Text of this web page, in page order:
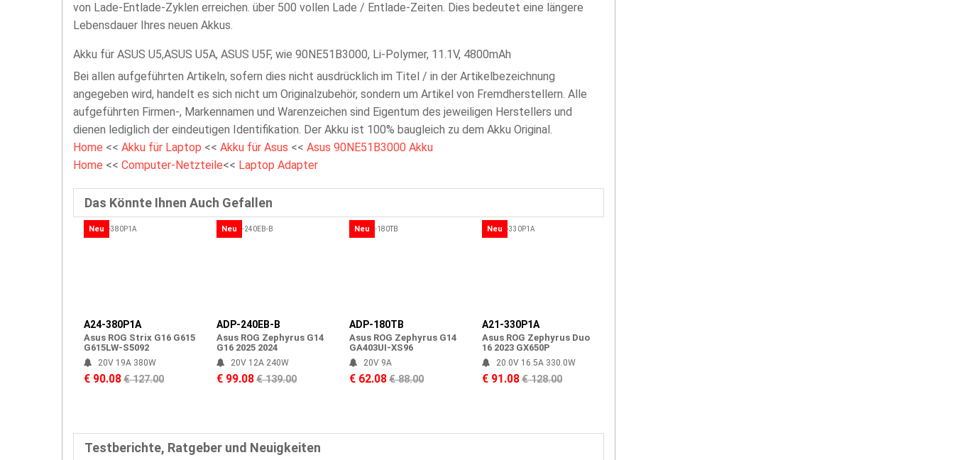
von Lade-Entlade-Zyklen erreichen. über 500 vollen Lade / Entlade-Zeiten. Dies bedeutet eine längere
Lebensdauer Ihres neuen Akkus.
Akku für ASUS U5,ASUS U5A, ASUS U5F, wie 90NE51B3000, Li-Polymer, 11.1V, 4800mAh
Bei allen aufgeführten Artikeln, sofern dies nicht ausdrücklich im Titel / in der Artikelbezeichnung
angegeben wird, handelt es sich nicht um Originalzubehör, sondern um Artikel von Fremdherstellern. Alle
aufgeführten Firmen-, Markennamen und Warenzeichen sind Eigentum des jeweiligen Herstellers und
dienen lediglich der eindeutigen Identifikation. Der Akku ist 100% baugleich zu dem Akku Original.
Home << Akku für Laptop << Akku für Asus << Asus 90NE51B3000 Akku
Home << Computer-Netzteile<< Laptop Adapter
Das Könnte Ihnen Auch Gefallen
Neu
A24-380P1A
Asus ROG Strix G16 G615
G615LW-S5092
20V 19A 380W
€ 90.08€ 127.00
Neu
ADP-240EB-B
Asus ROG Zephyrus G14
G16 2025 2024
20V 12A 240W
€ 99.08€ 139.00
Neu
ADP-180TB
Asus ROG Zephyrus G14
GA403UI-XS96
20V 9A
€ 62.08€ 88.00
Neu
A21-330P1A
Asus ROG Zephyrus Duo
16 2023 GX650P
20.0V 16.5A 330.0W
€ 91.08€ 128.00
Testberichte, Ratgeber und Neuigkeiten